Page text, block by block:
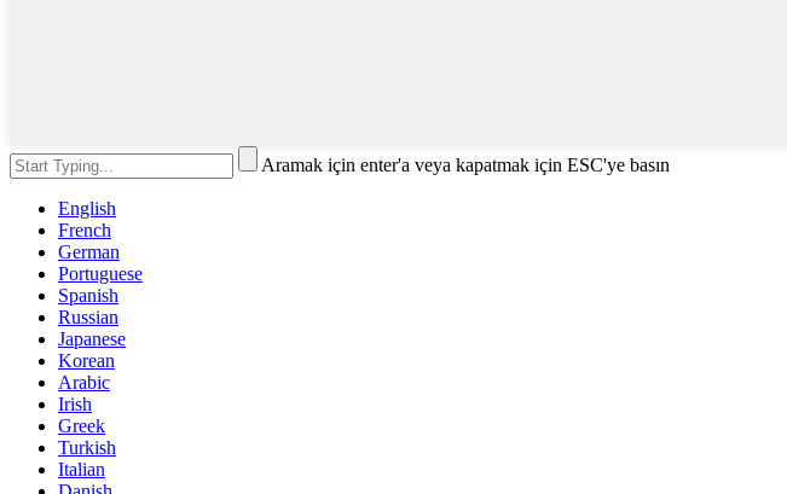
Aramak için enter'a veya kapatmak için ESC'ye basın
English
French
German
Portuguese
Spanish
Russian
Japanese
Korean
Arabic
Irish
Greek
Turkish
Italian